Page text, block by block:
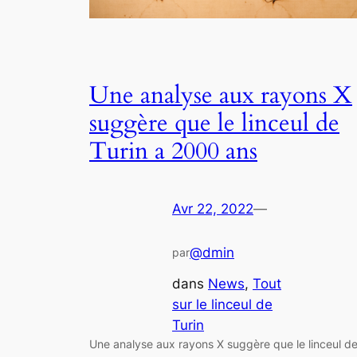
Une analyse aux rayons X
suggère que le linceul de
Turin a 2000 ans
Avr 22, 2022—
par@dmin
dans News, Tout
sur le linceul de
Turin
Une analyse aux rayons X suggère que le linceul de